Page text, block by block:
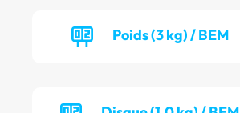
Poids (3 kg) / BEM